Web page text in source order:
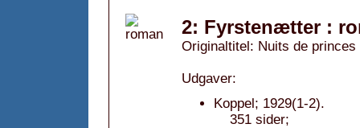
2: Fyrstenætter :
Originaltitel: Nuits de princes
Udgaver:
Koppel; 1929(1-2).
351 sider;